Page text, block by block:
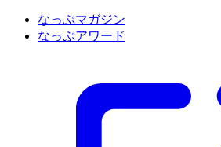
なっぷマガジン
なっぷアワード